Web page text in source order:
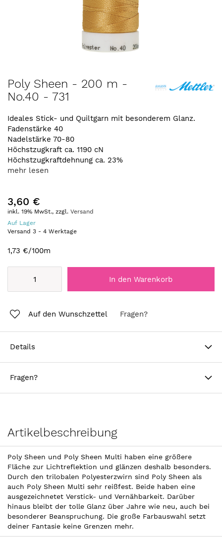
Zum
Anfang
der
springen
Poly Sheen - 200 m -
No.40 - 731
Ideales Stick- und Quiltgarn mit besonderem Glanz.
Fadenstärke 40
Nadelstärke 70-80
Höchstzugkraft ca. 1190 cN
Höchstzugkraftdehnung ca. 23%
mehr lesen
3,60 €
inkl. 19% MwSt., zzgl. Versand
Auf Lager
Versand 3 - 4 Werktage
1,73 €/100m
In den Warenkorb
Auf den Wunschzettel Fragen?
Details
Fragen?
Artikelbeschreibung
Poly Sheen und Poly Sheen Multi haben eine größere
Fläche zur Lichtreflektion und glänzen deshalb besonders.
Durch den trilobalen Polyesterzwirn sind Poly Sheen als
auch Poly Sheen Multi sehr reißfest. Beide haben eine
ausgezeichnetet Verstick- und Vernähbarkeit. Darüber
hinaus bleibt der tolle Glanz über Jahre wie neu, auch bei
besonderer Beanspruchung. Die große Farbauswahl setzt
deiner Fantasie keine Grenzen mehr.